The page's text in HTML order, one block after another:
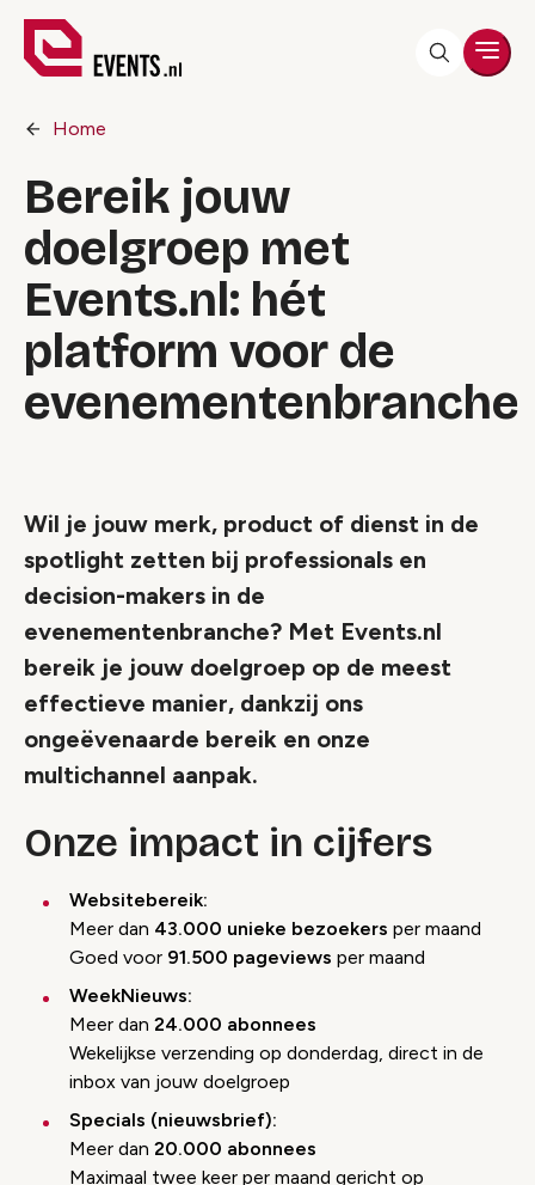
Home
Bereik jouw
doelgroep met
Events.nl: hét
platform voor de
evenementenbranche
Wil je jouw merk, product of dienst in de
spotlight zetten bij professionals en
decision-makers in de
evenementenbranche? Met Events.nl
bereik je jouw doelgroep op de meest
effectieve manier, dankzij ons
ongeëvenaarde bereik en onze
multichannel aanpak.
Onze impact in cijfers
Websitebereik:
Meer dan 43.000 unieke bezoekers per maand
Goed voor 91.500 pageviews per maand
WeekNieuws:
Meer dan 24.000 abonnees
Wekelijkse verzending op donderdag, direct in de
inbox van jouw doelgroep
Specials (nieuwsbrief):
Meer dan 20.000 abonnees
Maximaal twee keer per maand gericht op